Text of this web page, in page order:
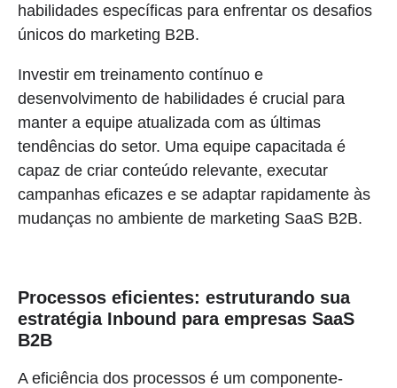
habilidades específicas para enfrentar os desafios
únicos do marketing B2B.
Investir em treinamento contínuo e
desenvolvimento de habilidades é crucial para
manter a equipe atualizada com as últimas
tendências do setor. Uma equipe capacitada é
capaz de criar conteúdo relevante, executar
campanhas eficazes e se adaptar rapidamente às
mudanças no ambiente de marketing SaaS B2B.
Processos eficientes: estruturando sua
estratégia Inbound para empresas SaaS
B2B
A eficiência dos processos é um componente-